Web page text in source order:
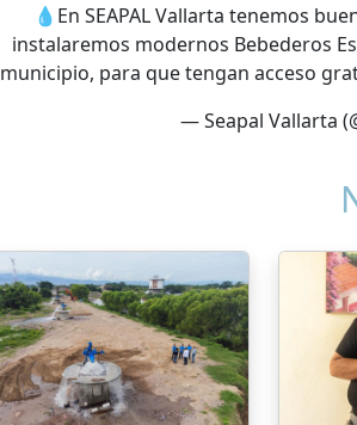
💧En SEAPAL Vallarta tenemos
instalaremos modernos Bebederos
municipio, para que tengan acceso
— Seapal Vallarta